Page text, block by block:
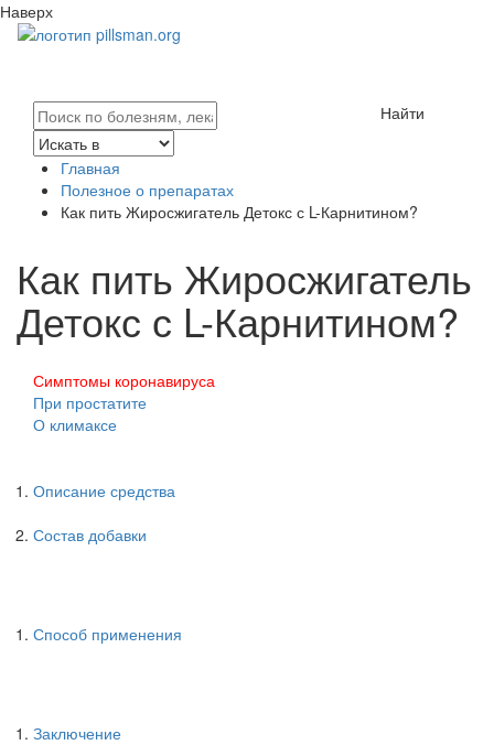
Наверх
Найти
Главная
Полезное о препаратах
Как пить Жиросжигатель Детокс с L-Карнитином?
Как пить Жиросжигатель
Детокс с L-Карнитином?
Симптомы коронавируса
При простатите
О климаксе
Описание средства
Состав добавки
Способ применения
Заключение